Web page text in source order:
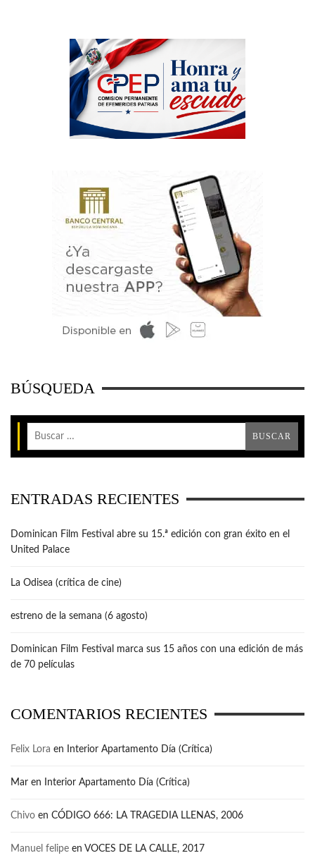
BÚSQUEDA
ENTRADAS RECIENTES
Dominican Film Festival abre su 15.ª edición con gran éxito en el
United Palace
La Odisea (crítica de cine)
estreno de la semana (6 agosto)
Dominican Film Festival marca sus 15 años con una edición de más
de 70 películas
COMENTARIOS RECIENTES
Felix Lora en Interior Apartamento Día (Crítica)
Mar en Interior Apartamento Día (Crítica)
Chivo en CÓDIGO 666: LA TRAGEDIA LLENAS, 2006
Manuel felipe en VOCES DE LA CALLE, 2017